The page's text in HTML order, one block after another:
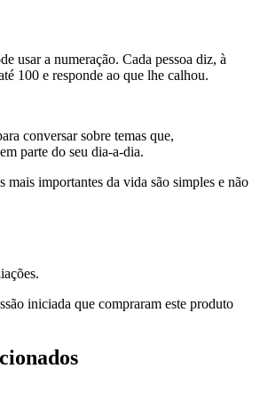
usar a numeração. Cada pessoa diz, à
100 e responde ao que lhe calhou.
conversar sobre temas que,
parte do seu dia-a-dia.
mais importantes da vida são simples e não
iniciada que compraram este produto